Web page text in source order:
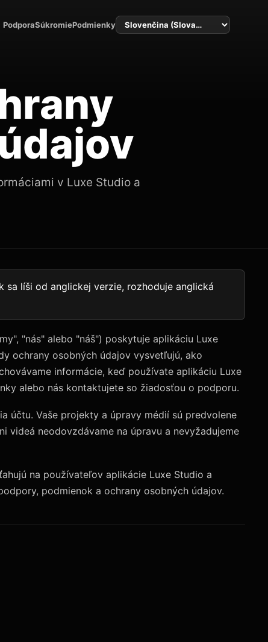
PodporaSúkromiePodmienkyJazyk
v Luxe Studio a
líši od anglickej verzie, rozhoduje anglická
"nás" alebo "náš") poskytuje aplikáciu Luxe
ochrany osobných údajov vysvetľujú, ako
informácie, keď používate aplikáciu Luxe
alebo nás kontaktujete so žiadosťou o podporu.
účtu. Vaše projekty a úpravy médií sú predvolene
videá neodovzdávame na úpravu a nevyžadujeme
na používateľov aplikácie Luxe Studio a
podmienok a ochrany osobných údajov.